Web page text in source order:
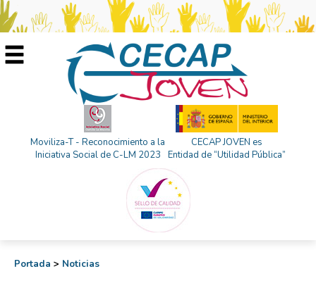
Moviliza-T - Reconocimiento a la
Iniciativa Social de C-LM 2023
CECAP JOVEN es
Entidad de “Utilidad Pública”
Portada > Noticias